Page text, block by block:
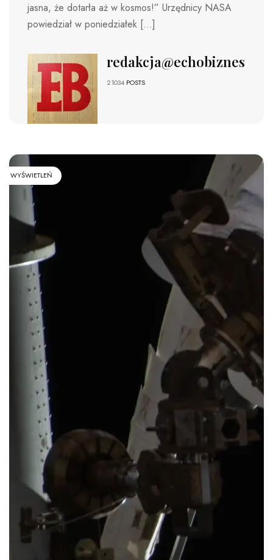
jasna, że ​​dotarła aż w kosmos!” Urzędnicy NASA
powiedział w poniedziałek […]
redakcja@echobiznesu.pl
21034 POSTS
WYŚWIETLEŃ